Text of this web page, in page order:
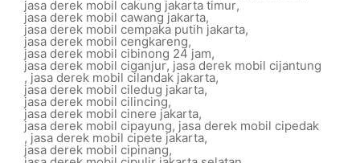
jasa derek mobil cakung jakarta timur,
jasa derek mobil cawang jakarta,
jasa derek mobil cempaka putih jakarta,
jasa derek mobil cengkareng,
jasa derek mobil cibinong 24 jam,
jasa derek mobil ciganjur, jasa derek mobil cijantung
, jasa derek mobil cilandak jakarta,
jasa derek mobil ciledug jakarta,
jasa derek mobil cilincing,
jasa derek mobil cinere jakarta,
jasa derek mobil cipayung, jasa derek mobil cipedak
, jasa derek mobil cipete jakarta,
jasa derek mobil cipinang,